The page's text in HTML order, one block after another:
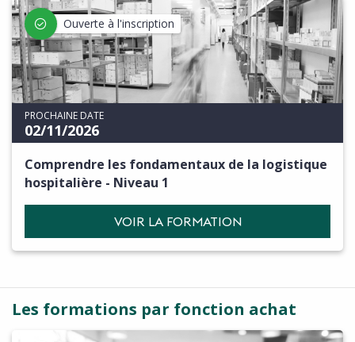
Ouverte à l'inscription
PROCHAINE DATE
02/11/2026
Comprendre les fondamentaux de la logistique
hospitalière - Niveau 1
VOIR LA FORMATION
Les formations par fonction achat